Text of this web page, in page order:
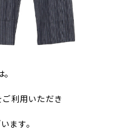
利用いただき
ます。